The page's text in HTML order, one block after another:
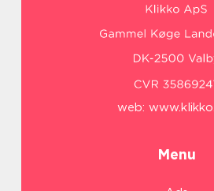
web:
Menu